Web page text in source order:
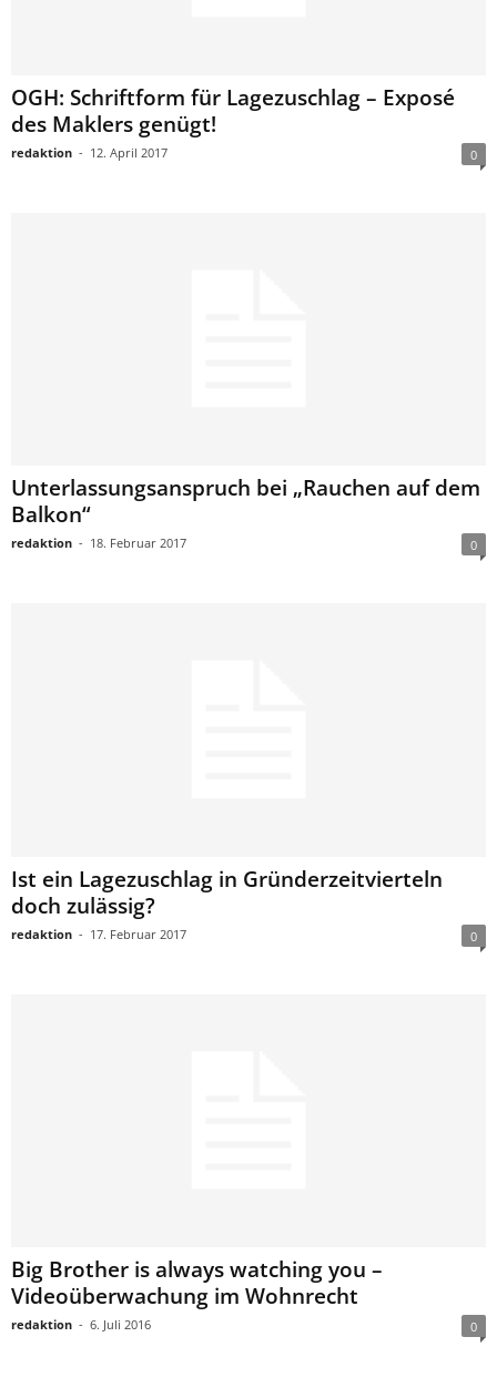
OGH: Schriftform für Lagezuschlag – Exposé
des Maklers genügt!
redaktion - 12. April 2017 0
Unterlassungsanspruch bei „Rauchen auf dem
Balkon“
redaktion - 18. Februar 2017 0
Ist ein Lagezuschlag in Gründerzeitvierteln
doch zulässig?
redaktion - 17. Februar 2017 0
Big Brother is always watching you –
Videoüberwachung im Wohnrecht
redaktion - 6. Juli 2016 0